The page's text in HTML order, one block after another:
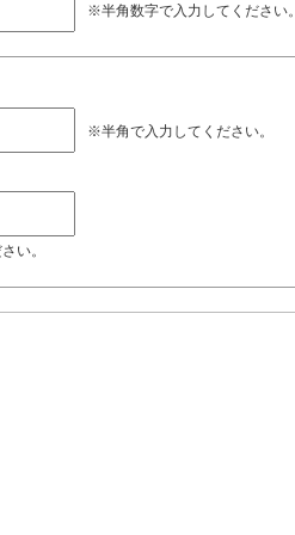
※半角数字で入力してください。
※半角で入力してください。
い。